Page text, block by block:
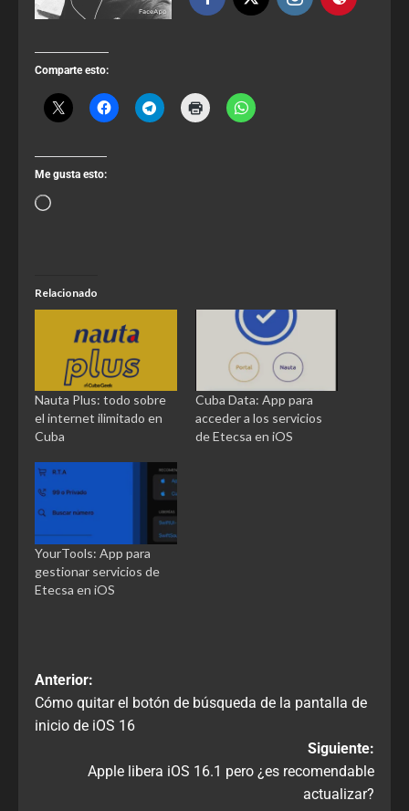
Comparte esto:
Me gusta esto:
Relacionado
Nauta Plus: todo sobre
el internet ilimitado en
Cuba
Cuba Data: App para
acceder a los servicios
de Etecsa en iOS
YourTools: App para
gestionar servicios de
Etecsa en iOS
Anterior:
Cómo quitar el botón de búsqueda de la pantalla de
inicio de iOS 16
Siguiente:
Apple libera iOS 16.1 pero ¿es recomendable
actualizar?